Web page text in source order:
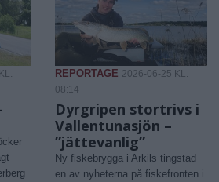
REPORTAGE 2026-06-25 KL.
08:14
Dyrgripen stortrivs i
Vallentunasjön –
”jättevanlig”
Ny fiskebrygga i Arkils tingstad
en av nyheterna på fiskefronten i